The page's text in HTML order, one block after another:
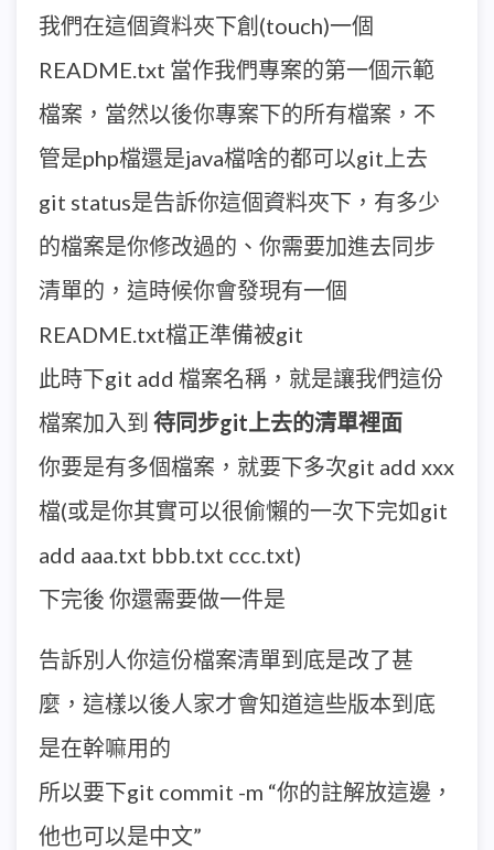
我們在這個資料夾下創(touch)一個
README.txt 當作我們專案的第一個示範
檔案，當然以後你專案下的所有檔案，不
管是php檔還是java檔啥的都可以git上去
git status是告訴你這個資料夾下，有多少
的檔案是你修改過的、你需要加進去同步
清單的，這時候你會發現有一個
README.txt檔正準備被git
此時下git add 檔案名稱，就是讓我們這份
檔案加入到 待同步git上去的清單裡面
你要是有多個檔案，就要下多次git add xxx
檔(或是你其實可以很偷懶的一次下完如git
add aaa.txt bbb.txt ccc.txt)
下完後 你還需要做一件是
告訴別人你這份檔案清單到底是改了甚
麼，這樣以後人家才會知道這些版本到底
是在幹嘛用的
所以要下git commit -m “你的註解放這邊，
他也可以是中文”